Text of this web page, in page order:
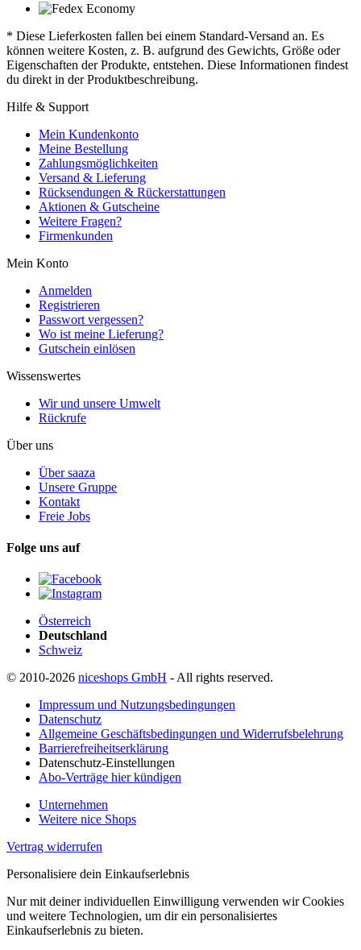
* Diese Lieferkosten fallen bei einem Standard-Versand an. Es
können weitere Kosten, z. B. aufgrund des Gewichts, Größe oder
Eigenschaften der Produkte, entstehen. Diese Informationen findest
du direkt in der Produktbeschreibung.
Hilfe & Support
Mein Kundenkonto
Meine Bestellung
Zahlungsmöglichkeiten
Versand & Lieferung
Rücksendungen & Rückerstattungen
Aktionen & Gutscheine
Weitere Fragen?
Firmenkunden
Mein Konto
Anmelden
Registrieren
Passwort vergessen?
Wo ist meine Lieferung?
Gutschein einlösen
Wissenswertes
Wir und unsere Umwelt
Rückrufe
Über uns
Über saaza
Unsere Gruppe
Kontakt
Freie Jobs
Folge uns auf
Österreich
Deutschland
Schweiz
© 2010-2026 niceshops GmbH - All rights reserved.
Impressum und Nutzungsbedingungen
Datenschutz
Allgemeine Geschäftsbedingungen und Widerrufsbelehrung
Barrierefreiheitserklärung
Datenschutz-Einstellungen
Abo-Verträge hier kündigen
Unternehmen
Weitere nice Shops
Vertrag widerrufen
Personalisiere dein Einkaufserlebnis
Nur mit deiner individuellen Einwilligung verwenden wir Cookies
und weitere Technologien, um dir ein personalisiertes
Einkaufserlebnis zu bieten.